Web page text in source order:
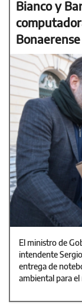
Bianco y
Bonaerense
El ministro de
intendente
entrega de
ambiental para